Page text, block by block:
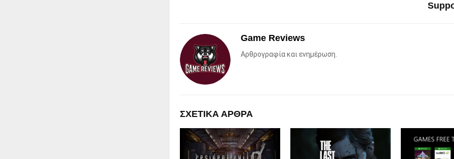
Game Reviews
Αρθρογραφία και ενημέρωση.
ΣΧΕΤΙΚΑ ΑΡΘΡΑ